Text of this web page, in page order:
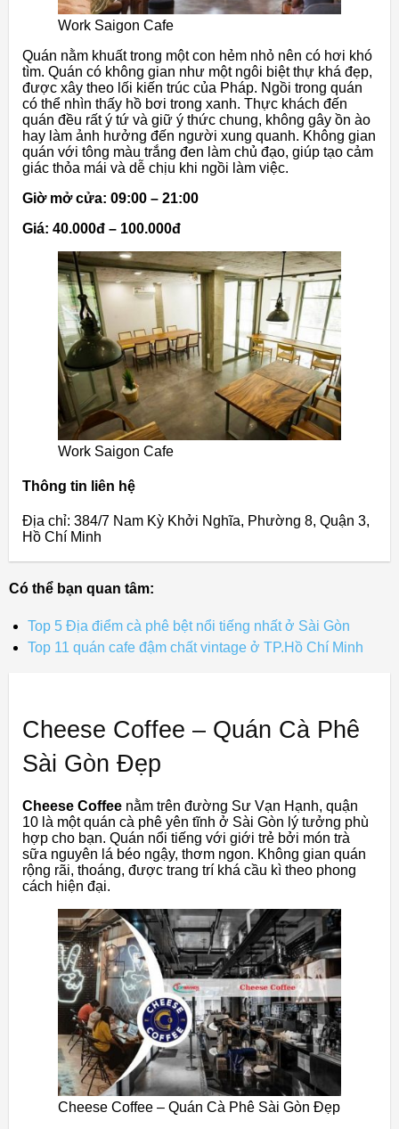
Work Saigon Cafe
Quán nằm khuất trong một con hẻm nhỏ nên có hơi khó
tìm. Quán có không gian như một ngôi biệt thự khá đẹp,
được xây theo lối kiến trúc của Pháp. Ngồi trong quán
có thể nhìn thấy hồ bơi trong xanh. Thực khách đến
quán đều rất ý tứ và giữ ý thức chung, không gây ồn ào
hay làm ảnh hưởng đến người xung quanh. Không gian
quán với tông màu trắng đen làm chủ đạo, giúp tạo cảm
giác thỏa mái và dễ chịu khi ngồi làm việc.
Giờ mở cửa: 09:00 – 21:00
Giá: 40.000đ – 100.000đ
Work Saigon Cafe
Thông tin liên hệ
Địa chỉ: 384/7 Nam Kỳ Khởi Nghĩa, Phường 8, Quận 3,
Hồ Chí Minh
Có thể bạn quan tâm:
Top 5 Địa điểm cà phê bệt nổi tiếng nhất ở Sài Gòn
Top 11 quán cafe đậm chất vintage ở TP.Hồ Chí Minh
Cheese Coffee – Quán Cà Phê
Sài Gòn Đẹp
Cheese Coffee nằm trên đường Sư Vạn Hạnh, quận
10 là một quán cà phê yên tĩnh ở Sài Gòn lý tưởng phù
hợp cho bạn. Quán nổi tiếng với giới trẻ bởi món trà
sữa nguyên lá béo ngậy, thơm ngon. Không gian quán
rộng rãi, thoáng, được trang trí khá cầu kì theo phong
cách hiện đại.
Cheese Coffee – Quán Cà Phê Sài Gòn Đẹp